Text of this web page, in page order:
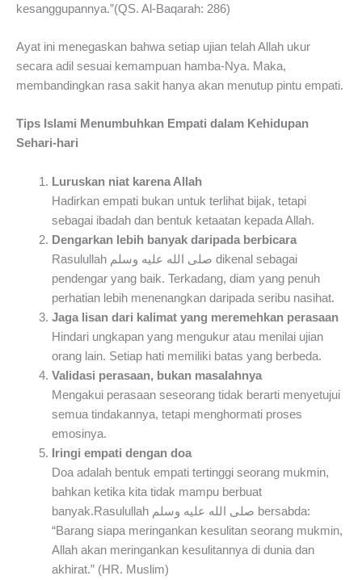
kesanggupannya.”(QS. Al-Baqarah: 286)
Ayat ini menegaskan bahwa setiap ujian telah Allah ukur
secara adil sesuai kemampuan hamba-Nya. Maka,
membandingkan rasa sakit hanya akan menutup pintu empati.
Tips Islami Menumbuhkan Empati dalam Kehidupan
Sehari-hari
Luruskan niat karena Allah
Hadirkan empati bukan untuk terlihat bijak, tetapi
sebagai ibadah dan bentuk ketaatan kepada Allah.
Dengarkan lebih banyak daripada berbicara
Rasulullah صلى الله عليه وسلم dikenal sebagai
pendengar yang baik. Terkadang, diam yang penuh
perhatian lebih menenangkan daripada seribu nasihat.
Jaga lisan dari kalimat yang meremehkan perasaan
Hindari ungkapan yang mengukur atau menilai ujian
orang lain. Setiap hati memiliki batas yang berbeda.
Validasi perasaan, bukan masalahnya
Mengakui perasaan seseorang tidak berarti menyetujui
semua tindakannya, tetapi menghormati proses
emosinya.
Iringi empati dengan doa
Doa adalah bentuk empati tertinggi seorang mukmin,
bahkan ketika kita tidak mampu berbuat
banyak.Rasulullah صلى الله عليه وسلم bersabda:
“Barang siapa meringankan kesulitan seorang mukmin,
Allah akan meringankan kesulitannya di dunia dan
akhirat.” (HR. Muslim)